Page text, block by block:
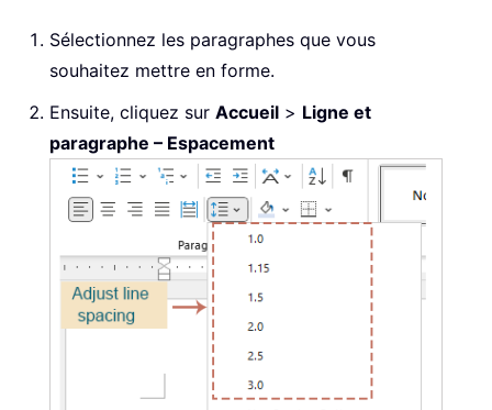
Sélectionnez les paragraphes que vous
souhaitez mettre en forme.
Ensuite, cliquez sur Accueil > Ligne et
paragraphe – Espacement